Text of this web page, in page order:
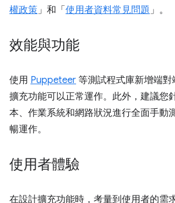
權政策」和「 使用者資料常見問題」。
效能與功能
使用 Puppeteer 等測試程式庫新增端
擴充功能可以正常運作。此外，建議您
本、作業系統和網路狀況進行全面手動
暢運作。
使用者體驗
在設計擴充功能時，考量到使用者的需